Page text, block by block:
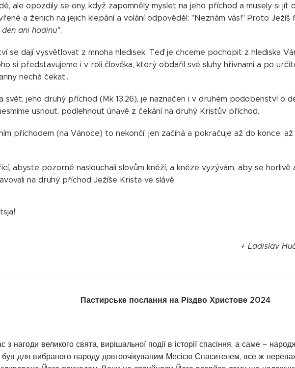
ale opozdily se ony, když zapomněly myslet na jeho příchod a musely si jít
a ženich na jejich klepání a volání odpověděl: "Neznám vás!" Proto Ježíš
ani hodinu".
se dají vysvětlovat z mnoha hledisek. Teď je chceme pochopit z hlediska
si představujeme i v roli člověka, který obdařil své sluhy hřivnami a po
nechá čekat…
svět, jeho druhý příchod (Mk 13,26), je naznačen i v druhém podobenství o
usnout, podlehnout únavě z čekání na druhý Kristův příchod.
příchodem (na Vánoce) to nekončí, jen začíná a pokračuje až do konce,
abyste pozorně naslouchali slovům kněží, a kněze vyzývám, aby se horlivě
na druhý příchod Ježíše Krista ve slávě.
+ Ladislav
Пастирське послання на Різдво Христове 2024
з нагоди великого свята, вирішальної події в історії спасіння, а саме –
був для вибраного народу довгоочікуваним Месією Спасителем, все ж